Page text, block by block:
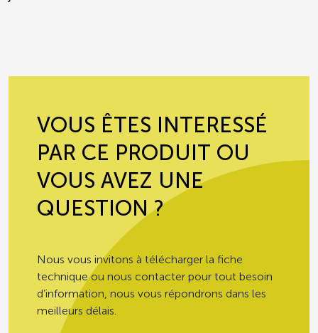
VOUS ÊTES INTERESSÉ
PAR CE PRODUIT OU
VOUS AVEZ UNE
QUESTION ?
Nous vous invitons à télécharger la fiche
technique ou nous contacter pour tout besoin
d’information, nous vous répondrons dans les
meilleurs délais.